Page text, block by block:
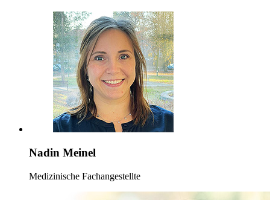
Nadin Meinel
Medizinische Fachangestellte